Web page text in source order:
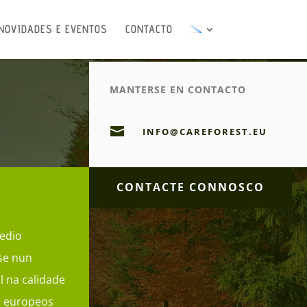
E EVENTOS CONTACTO
MANTERSE EN CONTACTO
 INFO@CAREFOREST.EU
nun
na calidade
europeos
CONTACTE CONNOSCO